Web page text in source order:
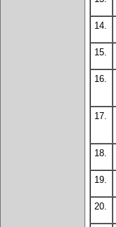
14.
15.
16.
17.
18.
19.
20.